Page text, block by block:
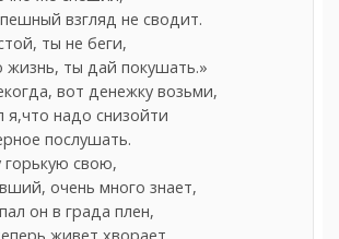
взгляд не сводит.
ты не беги,
жизнь, ты дай покушать.»
вот денежку возьми,
надо снизойти
послушать.
свою,
очень много знает,
он в града плен,